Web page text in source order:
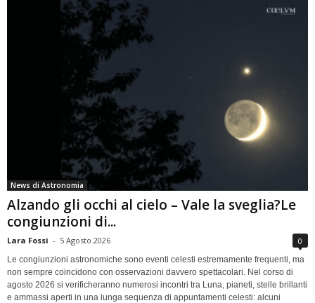
News di Astronomia
Alzando gli occhi al cielo – Vale la sveglia?Le
congiunzioni di...
Lara Fossi - 5 Agosto 2026 0
Le congiunzioni astronomiche sono eventi celesti estremamente frequenti, ma
non sempre coincidono con osservazioni davvero spettacolari. Nel corso di
agosto 2026 si verificheranno numerosi incontri tra Luna, pianeti, stelle brillanti
e ammassi aperti in una lunga sequenza di appuntamenti celesti: alcuni